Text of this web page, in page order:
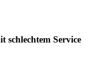
schlechtem Service